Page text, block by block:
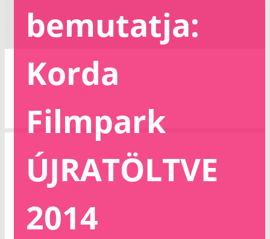
bemutatja:
Korda
Filmpark
ÚJRATÖLTVE
2014